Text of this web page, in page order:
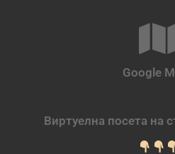
Google
Виртуелна посета на